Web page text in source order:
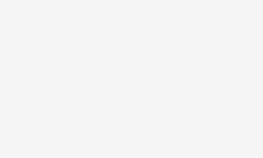
odblaskowego